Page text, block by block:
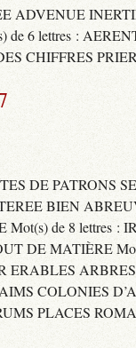
ADVENUE
de 6 lettres :
CHIFFRES
DE PATRONS
BIEN
de 8 lettres :
DE MATIÈRE
ERABLES ARBRES
COLONIES
PLACES